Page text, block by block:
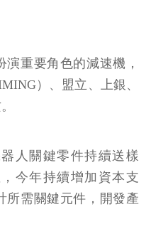
重要角色的減速機，
）、盟立、上銀、
人關鍵零件持續送樣
今年持續增加資本支
所需關鍵元件，開發產